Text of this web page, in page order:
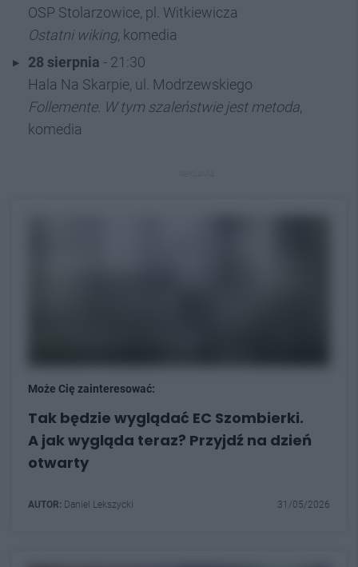
OSP Stolarzowice, pl. Witkiewicza
Ostatni wiking, komedia
28 sierpnia - 21:30
Hala Na Skarpie, ul. Modrzewskiego
Follemente. W tym szaleństwie jest metoda
komedia
Może Cię zainteresować:
Tak będzie wyglądać EC Szombierki.
A jak wygląda teraz? Przyjdź na dzień
otwarty
AUTOR: Daniel Lekszycki 31/05/2026